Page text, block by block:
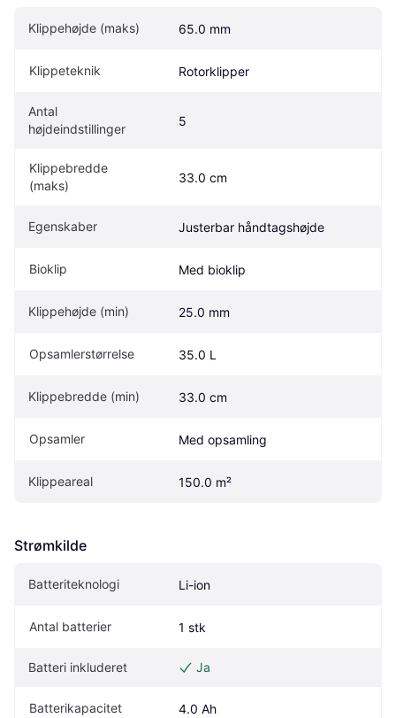
Klippehøjde (maks) 65.0 mm
Klippeteknik Rotorklipper
Antal
højdeindstillinger
5
Klippebredde
(maks)
33.0 cm
Egenskaber Justerbar håndtagshøjde
Bioklip Med bioklip
Klippehøjde (min) 25.0 mm
Opsamlerstørrelse 35.0 L
Klippebredde (min) 33.0 cm
Opsamler Med opsamling
Klippeareal 150.0 m²
Strømkilde
Batteriteknologi Li-ion
Antal batterier 1 stk
Batteri inkluderet Ja
Batterikapacitet 4.0 Ah